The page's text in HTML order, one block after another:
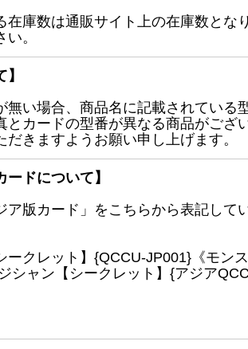
在庫数は通販サイト上の在庫数とな
。
無い場合、商品名に記載されている
とカードの型番が異なる商品がござ
きますようお願い申し上げます。
ードについて】
ア版カード」をこちらから表記して
ークレット】{QCCU-JP001}《モン
ャン【シークレット】{アジア